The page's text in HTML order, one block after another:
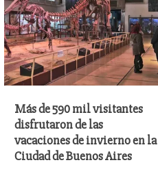
Más de 590 mil visitantes
disfrutaron de las
vacaciones de invierno en la
Ciudad de Buenos Aires